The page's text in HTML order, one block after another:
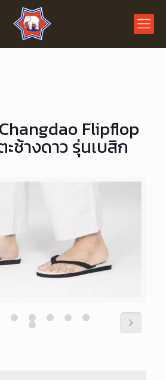
Flipflop
ะช้างดาว รุ่นเบสิก